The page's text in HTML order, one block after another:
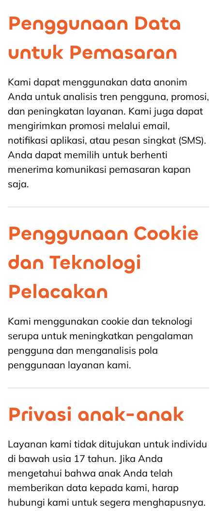
Penggunaan Data
untuk Pemasaran
Kami dapat menggunakan data anonim
Anda untuk analisis tren pengguna, promosi,
dan peningkatan layanan. Kami juga dapat
mengirimkan promosi melalui email,
notifikasi aplikasi, atau pesan singkat (SMS).
Anda dapat memilih untuk berhenti
menerima komunikasi pemasaran kapan
saja.
Penggunaan Cookie
dan Teknologi
Pelacakan
Kami menggunakan cookie dan teknologi
serupa untuk meningkatkan pengalaman
pengguna dan menganalisis pola
penggunaan layanan kami.
Privasi anak-anak
Layanan kami tidak ditujukan untuk individu
di bawah usia 17 tahun. Jika Anda
mengetahui bahwa anak Anda telah
memberikan data kepada kami, harap
hubungi kami untuk segera menghapusnya.